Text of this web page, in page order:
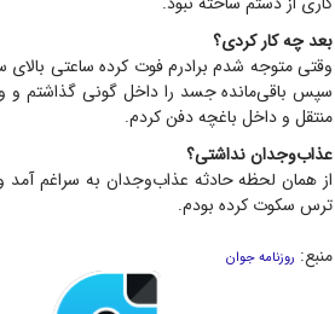
بعد چه کار کردی؟
وقتی متوجه شدم برادرم فوت کرده ساعتی
سپس باقی‌مانده جسد را داخل گونی گذاشتم و
منتقل و داخل باغچه دفن کردم.
عذاب‌وجدان نداشتی؟
از همان لحظه حادثه عذاب‌وجدان به سراغم
ترس سکوت کرده بودم.
منبع: روزنامه جوان